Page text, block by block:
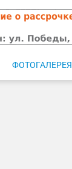
ФОТОГАЛЕРЕЯ